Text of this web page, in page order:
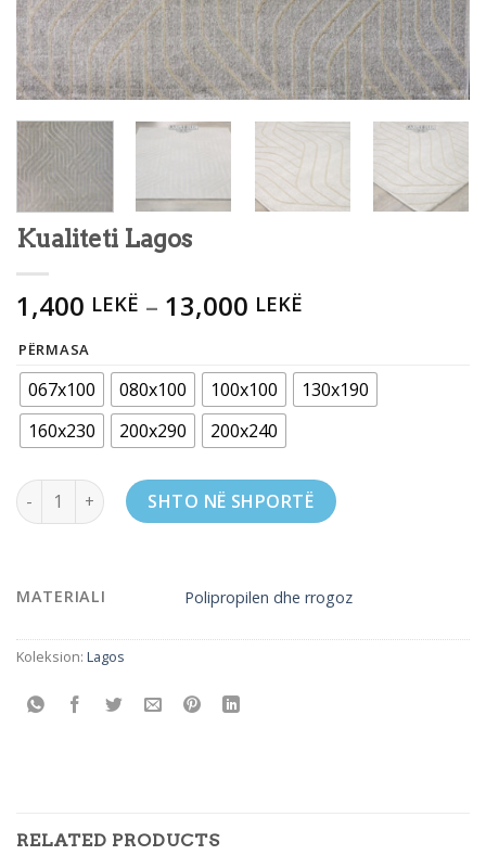
Kualiteti Lagos
1,400 LEKË – 13,000 LEKË
PËRMASA
067x100 080x100 100x100
130x190
160x230
200x290 200x240
Kualiteti Lagos quantitySHTO NË SHPORTË
MATERIALI Polipropilen dhe rrogoz
Koleksion: Lagos
RELATED PRODUCTS